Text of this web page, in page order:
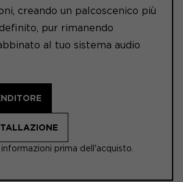
creando un palcoscenico più
pur rimanendo
al tuo sistema audio
prima dell'acquisto.